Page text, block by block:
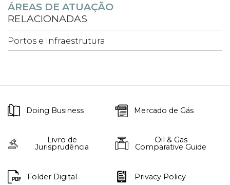
ÁREAS DE ATUAÇÃO
RELACIONADAS
Portos e Infraestrutura
Doing Business Mercado de Gás
Livro de
Jurisprudência
Oil & Gas
Comparative Guide
Folder Digital Privacy Policy